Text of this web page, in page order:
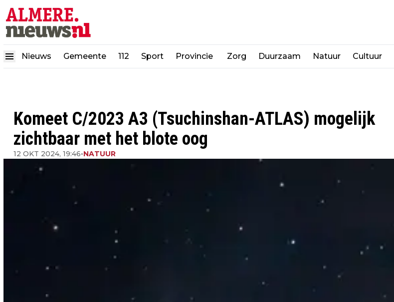
Nieuws Gemeente 112 Sport Provincie Zorg Duurzaam Natuur Cultuur
Komeet C/2023 A3 (Tsuchinshan-ATLAS) mogelijk
zichtbaar met het blote oog
12 OKT 2024, 19:46•NATUUR